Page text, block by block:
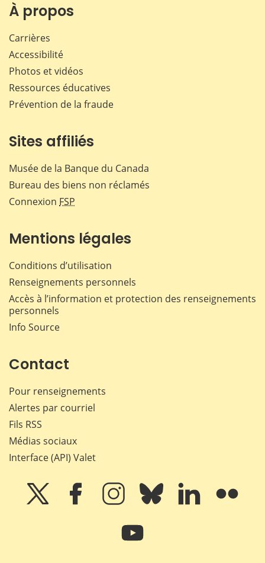
À propos
Carrières
Accessibilité
Photos et vidéos
Ressources éducatives
Prévention de la fraude
Sites affiliés
Musée de la Banque du Canada
Bureau des biens non réclamés
Connexion FSP
Mentions légales
Conditions d’utilisation
Renseignements personnels
Accès à l’information et protection des renseignements
personnels
Info Source
Contact
Pour renseignements
Alertes par courriel
Fils RSS
Médias sociaux
Interface (API) Valet